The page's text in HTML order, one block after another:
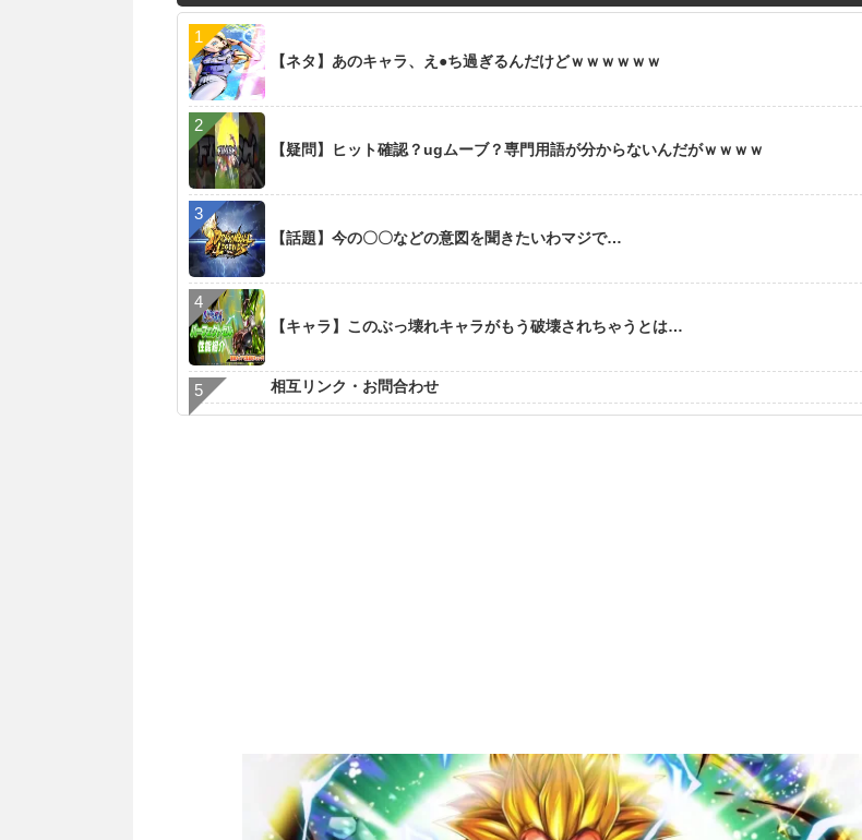
【ネタ】あのキャラ、え●ち過ぎるんだけどｗｗｗｗｗｗ
【疑問】ヒット確認？ugムーブ？専門用語が分からないんだがｗｗｗｗ
【話題】今の〇〇などの意図を聞きたいわマジで…
【キャラ】このぶっ壊れキャラがもう破壊されちゃうとは…
相互リンク・お問合わせ